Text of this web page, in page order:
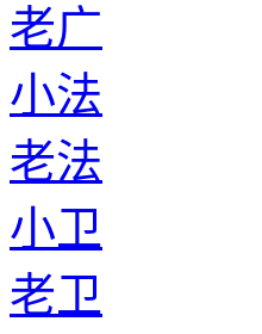
老广
小法
老法
小卫
老卫